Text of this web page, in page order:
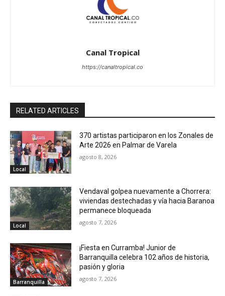
Canal Tropical
https://canaltropical.co
RELATED ARTICLES
Local
370 artistas participaron en los Zonales de
Arte 2026 en Palmar de Varela
agosto 8, 2026
Local
Vendaval golpea nuevamente a Chorrera:
viviendas destechadas y vía hacia Baranoa
permanece bloqueada
agosto 7, 2026
Barranquilla
¡Fiesta en Curramba! Junior de
Barranquilla celebra 102 años de historia,
pasión y gloria
agosto 7, 2026